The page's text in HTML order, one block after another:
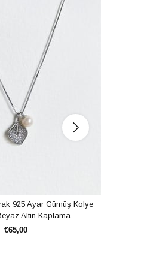
925 Ayar Gümüş Kolye
Altın Kaplama
€65,00